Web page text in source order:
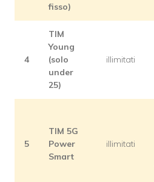
fisso)
4
TIM
Young
(solo
under
25)
illimitati
5
TIM 5G
Power
Smart
illimitati